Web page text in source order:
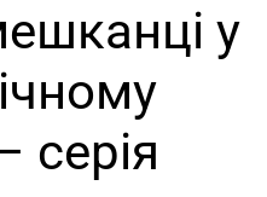
у
cерiя